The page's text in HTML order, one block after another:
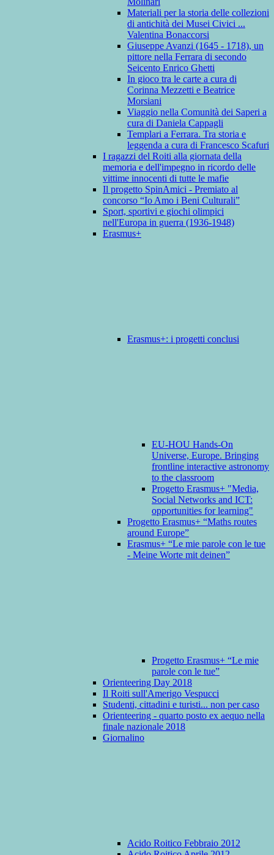
Materiali per la storia delle collezioni
di antichità dei Musei Civici ...
Valentina Bonaccorsi
Giuseppe Avanzi (1645 - 1718), un
pittore nella Ferrara di secondo
Seicento Enrico Ghetti
In gioco tra le carte a cura di
Corinna Mezzetti e Beatrice
Morsiani
Viaggio nella Comunità dei Saperi a
cura di Daniela Cappagli
Templari a Ferrara. Tra storia e
leggenda a cura di Francesco Scafuri
I ragazzi del Roiti alla giornata della
memoria e dell'impegno in ricordo delle
vittime innocenti di tutte le mafie
Il progetto SpinAmici - Premiato al
concorso “Io Amo i Beni Culturali”
Sport, sportivi e giochi olimpici
nell'Europa in guerra (1936-1948)
Erasmus+
Erasmus+: i progetti conclusi
EU-HOU Hands-On
Universe, Europe. Bringing
frontline interactive astronomy
to the classroom
Progetto Erasmus+ "Media,
Social Networks and ICT:
opportunities for learning"
Progetto Erasmus+ “Maths routes
around Europe”
Erasmus+ “Le mie parole con le tue
- Meine Worte mit deinen”
Progetto Erasmus+ “Le mie
parole con le tue”
Orienteering Day 2018
Il Roiti sull'Amerigo Vespucci
Studenti, cittadini e turisti... non per caso
Orienteering - quarto posto ex aequo nella
finale nazionale 2018
Giornalino
Acido Roitico Febbraio 2012